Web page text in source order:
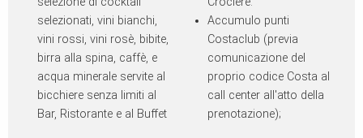
selezionati, vini bianchi,
vini rossi, vini rosè, bibite,
birra alla spina, caffè, e
acqua minerale servite al
bicchiere senza limiti al
Bar, Ristorante e al Buﬀet
Accumulo punti
Costaclub (previa
comunicazione del
proprio codice Costa al
call center all'atto della
prenotazione);